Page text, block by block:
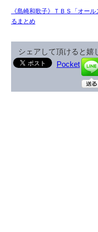
《島崎和歌子》ＴＢＳ「オー
るまとめ
シェアして頂けると嬉
Pocket